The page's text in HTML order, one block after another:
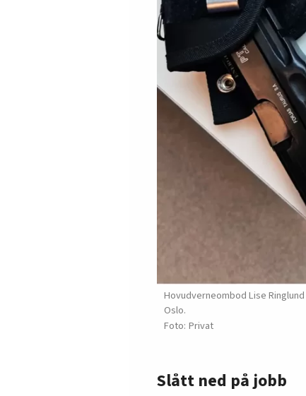
Hovudverneombod Lise
Oslo.
Privat
Slått ned på jobb